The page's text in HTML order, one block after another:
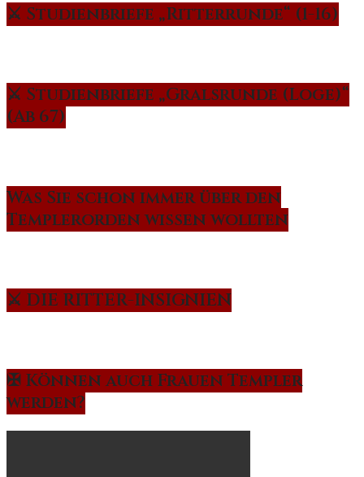
⚔️ Studienbriefe „Ritterrunde“ (1-16)
⚔️ Studienbriefe „Gralsrunde (Loge)“
(Ab 67)
Was Sie schon immer über den
Templerorden wissen wollten
⚔️ DIE RITTER-INSIGNIEN
✠ Können auch Frauen Templer
werden?